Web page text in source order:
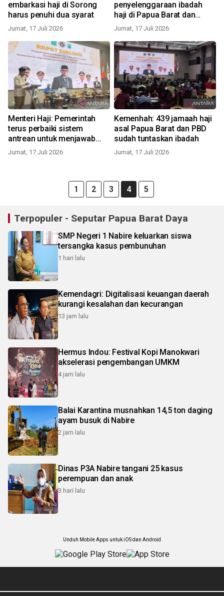
embarkasi haji di Sorong
harus penuhi dua syarat
Jumat, 17 Juli 2026
penyelenggaraan ibadah
haji di Papua Barat dan
Papua Barat Daya
Jumat, 17 Juli 2026
Menteri Haji: Pemerintah
terus perbaiki sistem
antrean untuk menjawab
kebutuhan haji
Jumat, 17 Juli 2026
Kemenhah: 439 jamaah haji
asal Papua Barat dan PBD
sudah tuntaskan ibadah
Jumat, 17 Juli 2026
1 2 3 4 5
Terpopuler - Seputar Papua Barat Daya
SMP Negeri 1 Nabire keluarkan siswa
tersangka kasus pembunuhan
1 hari lalu
Kemendagri: Digitalisasi keuangan daerah
kurangi kesalahan dan kecurangan
13 jam lalu
Hermus Indou: Festival Kopi Manokwari
akselerasi pengembangan UMKM
4 jam lalu
Balai Karantina musnahkan 14,5 ton daging
ayam busuk di Nabire
2 jam lalu
Dinas P3A Nabire tangani 25 kasus
perempuan dan anak
3 hari lalu
Unduh Mobile Apps untuk iOS dan Android